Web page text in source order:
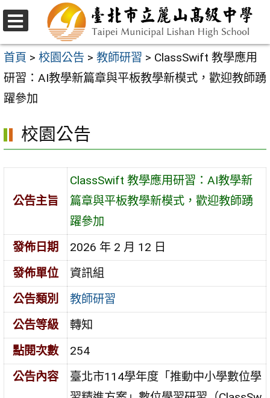
跳
至
主
要
內
區
選
單
首頁 > 校園公告 > 教師研習 > ClassSwift 教學應用
研習：AI教學新篇章與平板教學新模式，歡迎教師踴
躍參加
校園公告
公告主旨
ClassSwift 教學應用研習：AI教學新
篇章與平板教學新模式，歡迎教師踴
躍參加
發佈日期
2026 年 2 月 12 日
發佈單位
資訊組
公告類別
教師研習
公告等級
轉知
點閱次數
254
公告內容
臺北市114學年度「推動中小學數位學